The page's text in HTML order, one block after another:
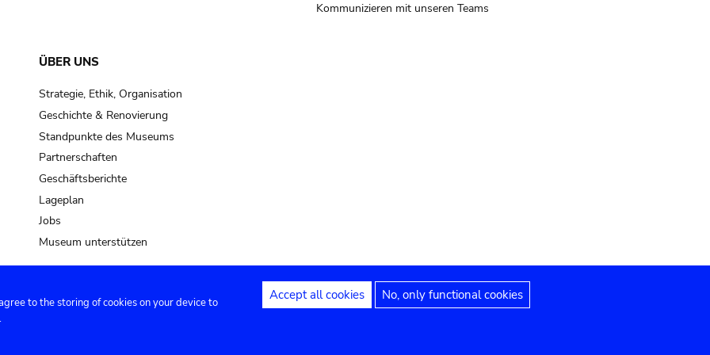
Kommunizieren mit unseren Teams
ÜBER UNS
Strategie, Ethik, Organisation
Geschichte & Renovierung
Standpunkte des Museums
Partnerschaften
Geschäftsberichte
Lageplan
Jobs
Museum unterstützen
Privacy settings Rechtliche Hinweise Erklärung zur Barrierefreiheit
to the storing of cookies on your device to
Accept all cookies No, only functional cookies